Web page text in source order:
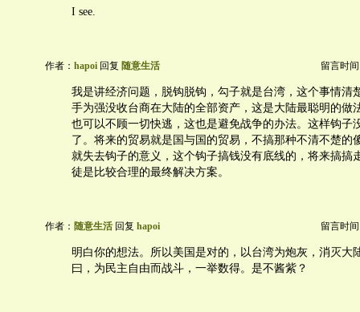
I see.
作者： hapoi 回复 随意生活 留言时间
我是讲经济问题，脱钩脱钩，勾子就是台湾，这个事情清
手为强没收台商在大陆的全部资产，这是大陆最聪明的做
也可以不顾一切快逃，这也是避免战争的办法。这样钩子
了。将来的贸易就是国与国的贸易，不搞那种不清不楚的
就失去钩子的意义，这个钩子搞钱没有底线的，将来搞搞
徒是比较合理的最终解决方案。
作者： 随意生活 回复 hapoi 留言时间
明白你的想法。所以美国是对的，以台湾为炮灰，消灭大
曰，为民主自由而战斗，一举数得。是不酱紫？